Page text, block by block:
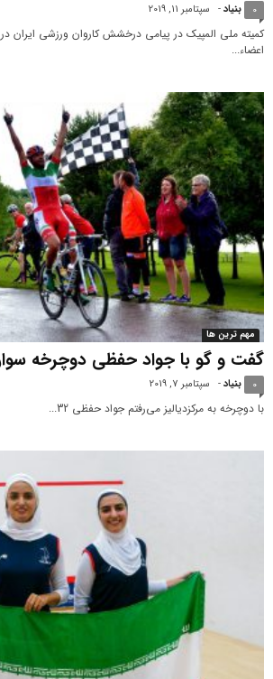
بنیاد- سپتامبر 11, 2019 0
کمیته ملی المپیک در پیامی درخشش کاروان ورزشی ایران
اعضاء...
مهم ترین ها
گفت و گو با جواد حفظی دوچرخه
بنیاد- سپتامبر 7, 2019 0
با دوچرخه به مرکزدیالیز می‌رفتم جواد حفظی 32...